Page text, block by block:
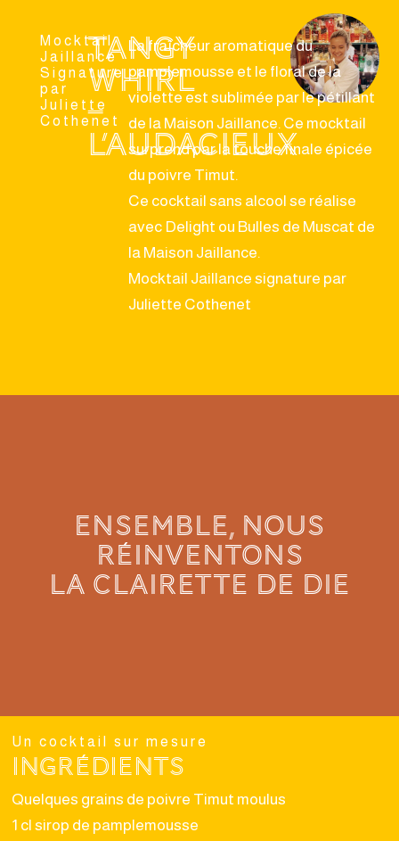
Mocktail
Jaillance
Signature
par
Juliette
Cothenet
Tangy
Whirl
–
L’Audacieux
La fraîcheur aromatique du
pamplemousse et le floral de la
violette est sublimée par le pétillant
de la Maison Jaillance. Ce mocktail
surprend par la touche finale épicée
du poivre Timut.
Ce cocktail sans alcool se réalise
avec Delight ou Bulles de Muscat de
la Maison Jaillance.
Mocktail Jaillance signature par
Juliette Cothenet
ENSEMBLE, NOUS
RÉINVENTONS
LA CLAIRETTE de die
Un cocktail sur mesure
Ingrédients
Quelques grains de poivre Timut moulus
1 cl sirop de pamplemousse